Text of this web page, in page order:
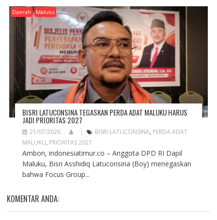
Daerah Maluku
BISRI LATUCONSINA TEGASKAN PERDA ADAT MALUKU HARUS
JADI PRIORITAS 2027
21/07/2026 BISRI LATUCONSINA, PERDA ADAT
MALUKU, PRIORITAS 2027
Ambon, indonesiatimur.co – Anggota DPD RI Dapil
Maluku, Bisri Asshidiq Latuconsina (Boy) menegaskan
bahwa Focus Group...
KOMENTAR ANDA: